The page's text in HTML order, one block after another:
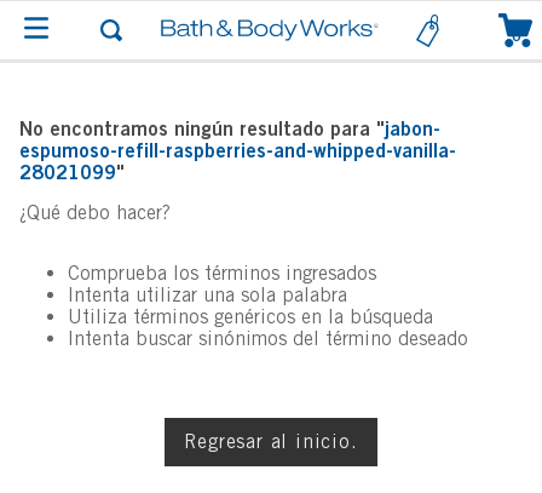
0
No encontramos ningún resultado para "jabon-
espumoso-refill-raspberries-and-whipped-vanilla-
28021099"
¿Qué debo hacer?
Comprueba los términos ingresados
Intenta utilizar una sola palabra
Utiliza términos genéricos en la búsqueda
Intenta buscar sinónimos del término deseado
Regresar al inicio.